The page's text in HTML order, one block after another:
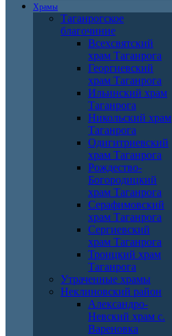
Храмы
Таганрогское
благочиние
Всехсвятский
храм Таганрога
Георгиевский
храм Таганрога
Ильинский храм
Таганрога
Никольский храм
Таганрога
Одигитриевский
храм Таганрога
Рождество-
Богородицкий
храм Таганрога
Серафимовский
храм Таганрога
Сергиевский
храм Таганрога
Троицкий храм
Таганрога
Утраченные храмы
Неклиновский район
Александро-
Невский храм с.
Вареновка